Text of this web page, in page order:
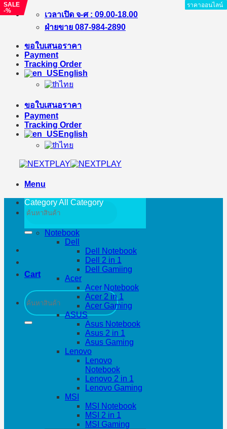
Skip
เวลาเปิด จ-ศ : 09.00-18.00
ฝ่ายขาย 087-984-2890
ขอใบเสนอราคา
Payment
Tracking Order
English
ไทย
ขอใบเสนอราคา
Payment
Tracking Order
English
ไทย
Menu
Search
for:
Cart
Search
for:
Category All Category
Notebook
Dell
Dell Notebook
Dell 2 in 1
Dell Gamiing
Acer
Acer Notebook
Acer 2 in 1
Acer Gaming
ASUS
Asus Notebook
Asus 2 in 1
Asus Gaming
Lenovo
Lenovo
Notebook
Lenovo 2 in 1
Lenovo Gaming
MSI
MSI Notebook
MSI 2 in 1
MSI Gaming
ราคาออนไลน์
ราคาออนไลน์
SALE
-%
ราคาออนไลน์
ราคาออนไลน์
ราคาออนไลน์
ราคาออนไลน์
ราคาออนไลน์
ราคาออนไลน์
ราคาออนไลน์